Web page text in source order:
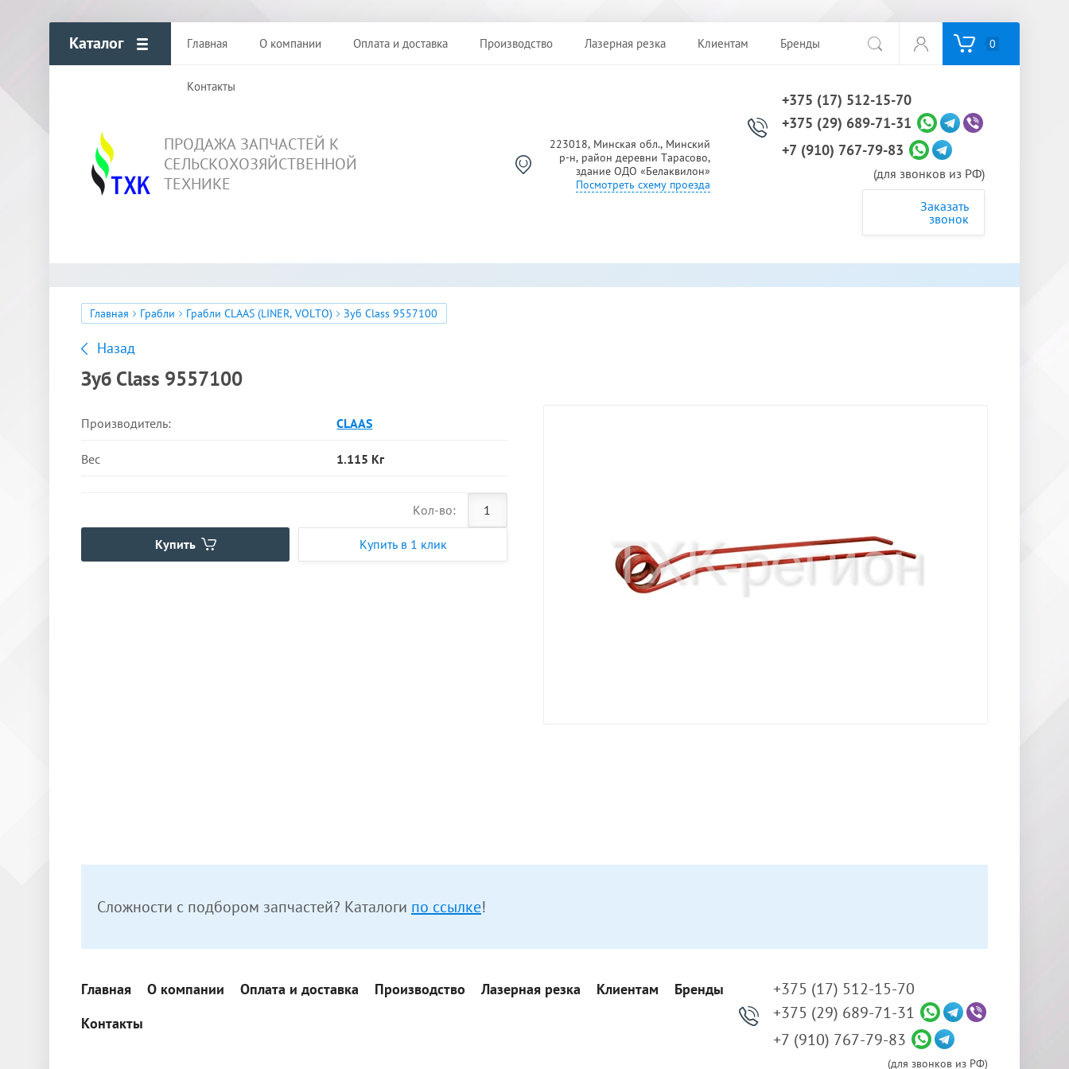
Каталог Главная О компании Оплата и доставка Производство Лазерная резка Клиентам Бренды
Контакты
0
ПРОДАЖА ЗАПЧАСТЕЙ К
СЕЛЬСКОХОЗЯЙСТВЕННОЙ
ТЕХНИКЕ
223018, Минская обл., Минский
р-н, район деревни Тарасово,
здание ОДО «Белаквилон»
Посмотреть схему проезда
+375 (17) 512-15-70
+375 (29) 689-71-31
+7 (910) 767-79-83
(для звонков из РФ)
Заказать
звонок
Главная Грабли Грабли CLAAS (LINER, VOLTO) Зуб Class 9557100
Назад
Зуб Class 9557100
Производитель: CLAAS
Вес 1.115 Кг
Кол-во:
Купить Купить в 1 клик
Сложности с подбором запчастей? Каталоги по ссылке!
Главная О компании Оплата и доставка Производство Лазерная резка Клиентам
Бренды
Контакты
+375 (17) 512-15-70
+375 (29) 689-71-31
+7 (910) 767-79-83
(для звонков из РФ)